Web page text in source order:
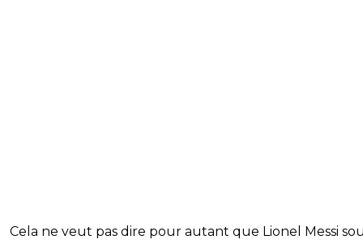
Cela ne veut pas dire pour autant que Lionel Messi